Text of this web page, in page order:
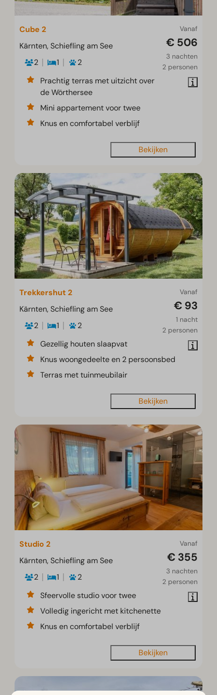
Vanaf
€ 506
3 nachten
2 personen
Cube 2
Kärnten, Schiefling am See
2
1
2
Prachtig terras met uitzicht over
de Wörthersee
Mini appartement voor twee
Knus en comfortabel verblijf
Bekijken
Vanaf
€ 93
1 nacht
2 personen
Trekkershut 2
Kärnten, Schiefling am See
2
1
2
Gezellig houten slaapvat
Knus woongedeelte en 2 persoonsbed
Terras met tuinmeubilair
Bekijken
Vanaf
€ 355
3 nachten
2 personen
Studio 2
Kärnten, Schiefling am See
2
1
2
Sfeervolle studio voor twee
Volledig ingericht met kitchenette
Knus en comfortabel verblijf
Bekijken